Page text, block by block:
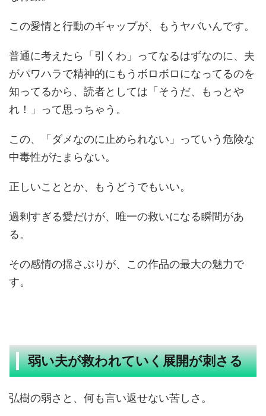
この愛情と行動のギャップが、もうヤバいんです。
普通に考えたら「引くわ」ってなるはずなのに、夫
がパワハラで精神的にもうボロボロになってるのを
知ってるから、読者としては「そうだ、もっとや
れ！」って思っちゃう。
この、「ダメなのに止められない」っていう危険な
中毒性がたまらない。
正しいこととか、もうどうでもいい。
過剰すぎる愛だけが、唯一の救いになる瞬間があ
る。
その感情の揺さぶりが、この作品の最大の魅力で
す。
弱い夫が救われていく展開が刺さる
弘樹の弱さと、何も言い返せない苦しさ。